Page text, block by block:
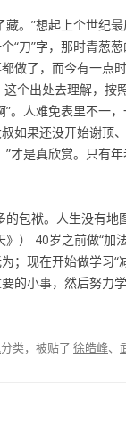
。”想起上个世纪
“刀”字，那时青葱
做了，而今有一点
这个出处去理解，
。人难免表里不一
如果还没开始谢顶
才是真欣赏。只有
包袱。人生没有地
） 40岁之前做“加
；现在开始做学习
的小事，然后努力
分类，被贴了 徐皓峰、